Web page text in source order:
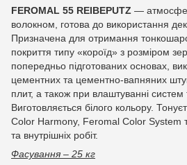
FEROMAL 55 REIBEPUTZ —
волокном, готова до використання
Призначена для отримання
покриття типу «короїд» з розміром
попередньо підготованих основах,
цементних та цементно-вапняних
плит, а також при влаштуванні систем
Виготовляється білого кольору.
Color Harmony, Feromal Color System
та внутрішніх робіт.
Фасування – 25 кг